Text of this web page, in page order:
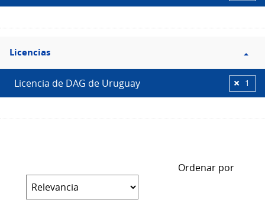
Filtro
Licencias
Licencias
Licencia de DAG de Uruguay 1
Ordenar por